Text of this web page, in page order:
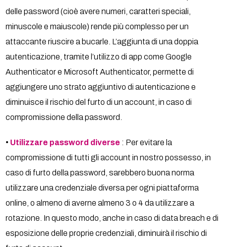
delle password (cioè avere numeri, caratteri speciali,
minuscole e maiuscole) rende più complesso per un
attaccante riuscire a bucarle. L’aggiunta di una doppia
autenticazione, tramite l’utilizzo di app come Google
Authenticator e Microsoft Authenticator, permette di
aggiungere uno strato aggiuntivo di autenticazione e
diminuisce il rischio del furto di un account, in caso di
compromissione della password.
• Utilizzare password diverse : Per evitare la
compromissione di tutti gli account in nostro possesso, in
caso di furto della password, sarebbero buona norma
utilizzare una credenziale diversa per ogni piattaforma
online, o almeno di averne almeno 3 o 4 da utilizzare a
rotazione. In questo modo, anche in caso di data breach e di
esposizione delle proprie credenziali, diminuirà il rischio di